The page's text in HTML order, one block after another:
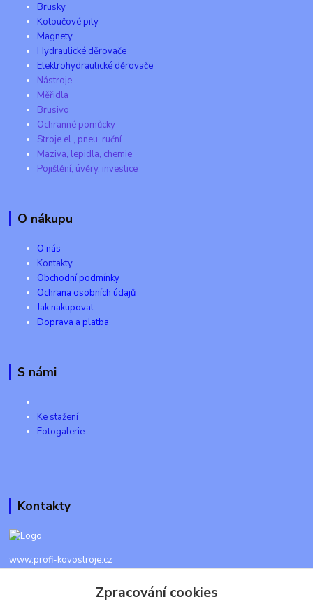
Brusky
Kotoučové pily
Magnety
Hydraulické děrovače
Elektrohydraulické děrovače
Nástroje
Měřidla
Brusivo
Ochranné pomůcky
Stroje el., pneu, ruční
Maziva, lepidla, chemie
Pojištění, úvěry, investice
O nákupu
O nás
Kontakty
Obchodní podmínky
Ochrana osobních údajů
Jak nakupovat
Doprava a platba
S námi
Ke stažení
Fotogalerie
Kontakty
www.profi-kovostroje.cz
+420 605 017 866Zpracování cookies